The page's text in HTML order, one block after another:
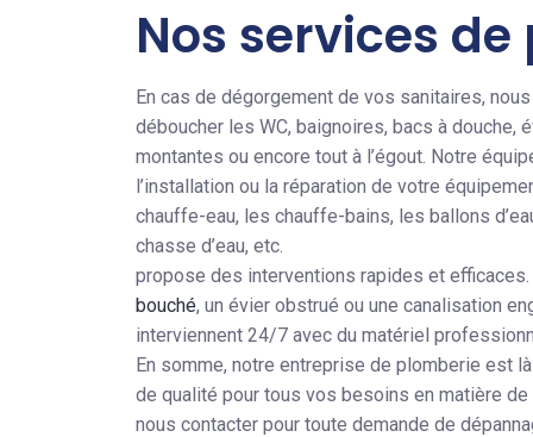
Nos services
En cas de dégorgement de vos sanitaires,
déboucher les WC, baignoires, bacs à douche,
montantes ou encore tout à l’égout. Notre
l’installation ou la réparation de votre
chauffe-eau, les chauffe-bains, les ballons
chasse d’eau, etc.
propose des interventions rapides et
bouché, un évier obstrué ou une canalisation
interviennent 24/7 avec du matériel
En somme, notre entreprise de plomberie est
de qualité pour tous vos besoins en matière de
nous contacter pour toute demande de